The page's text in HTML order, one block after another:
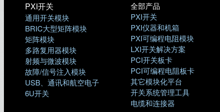
PXI开关
通用开关模块
BRIC大型矩阵模块
矩阵模块
多路复用器模块
射频与微波模块
故障/信号注入模块
USB、通讯和航空电子
6U开关
全部产品
PXI开关
PXI仪器和机箱
PXI可编程电阻模块
LXI开关解决方案
PCI开关板卡
PCI可编程电阻板卡
其它模块化平台
开关系统管理工具
电缆和连接器